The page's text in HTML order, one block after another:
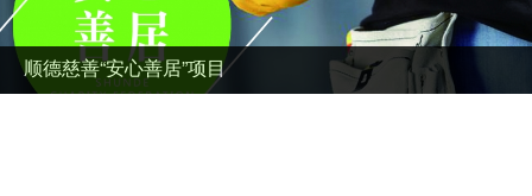
顺德慈善“安心善居”项目